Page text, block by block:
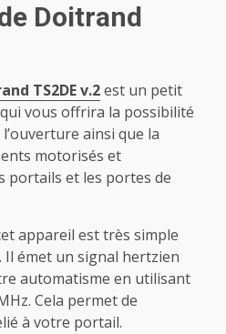
Doitrand
TS2DE v.2est un petit
vous offrira la possibilité
ainsi que la
motorisés et
portails et les portes de
appareil est très simple
émet un signal hertzien
automatisme en utilisant
Cela permet de
à votre portail.